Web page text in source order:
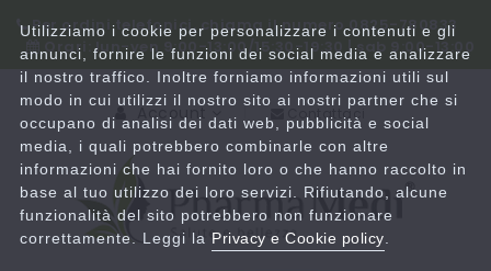
Per ordini telefonici, chiama il numero 0825-780833
Orari: lun-ven 9:00-13:00/15:30-19:30 | sab 9:00-13:00
Account Contattaci
Utilizziamo i cookie per personalizzare i contenuti e gli
annunci, fornire le funzioni dei social media e analizzare
il nostro traffico. Inoltre forniamo informazioni utili sul
modo in cui utilizzi il nostro sito ai nostri partner che si
occupano di analisi dei dati web, pubblicità e social
media, i quali potrebbero combinarle con altre
informazioni che hai fornito loro o che hanno raccolto in
base al tuo utilizzo dei loro servizi. Rifiutando, alcune
funzionalità del sito potrebbero non funzionare
correttamente. Leggi la Privacy e Cookie policy